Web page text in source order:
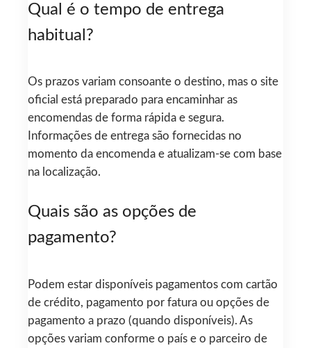
Qual é o tempo de entrega
habitual?
Os prazos variam consoante o destino, mas o site
oficial está preparado para encaminhar as
encomendas de forma rápida e segura.
Informações de entrega são fornecidas no
momento da encomenda e atualizam-se com base
na localização.
Quais são as opções de
pagamento?
Podem estar disponíveis pagamentos com cartão
de crédito, pagamento por fatura ou opções de
pagamento a prazo (quando disponíveis). As
opções variam conforme o país e o parceiro de